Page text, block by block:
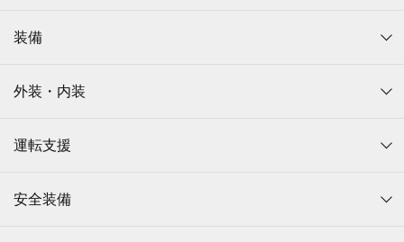
装備
外装・内装
運転支援
安全装備